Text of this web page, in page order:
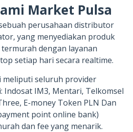
Market Pulsa
perusahaan distributor
yang menyediakan produk
dengan layanan
setiap hari secara realtime.
meliputi seluruh provider
Indosat IM3, Mentari, Telkomsel
E-money Token PLN Dan
point online bank)
dan fee yang menarik.